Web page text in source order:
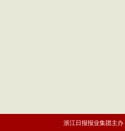
浙江日报报业集团主